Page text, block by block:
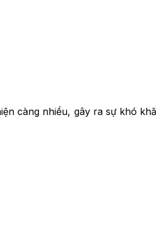
càng nhiều, gây ra sự khó